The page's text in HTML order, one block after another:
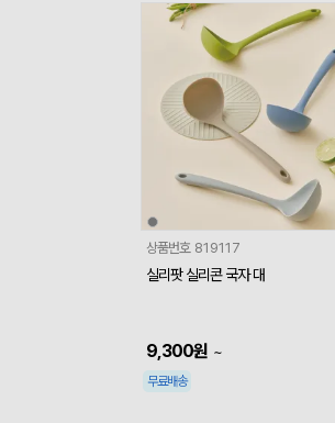
상품번호 819117
실리팟 실리콘 국자 대
9,300원 ~
무료배송